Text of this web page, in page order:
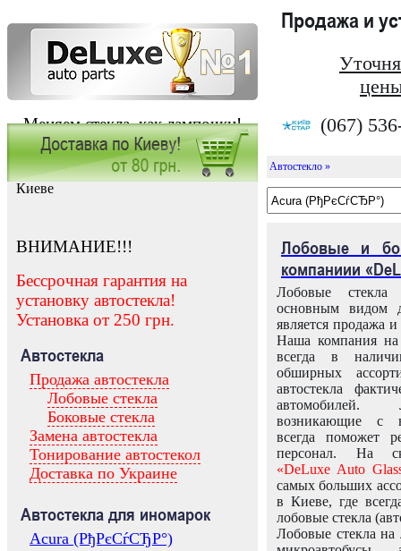
Меняем стекла, как лампочки!
Продажа и
(067)
Заказать установку автостекла в
Киеве
ВНИМАНИЕ!!!
Бессрочная гарантия на
установку автостекла!
Установка от 250 грн.
Автостекла
Продажа автостекла
Лобовые стекла
Боковые стекла
Замена автостекла
Тонирование автостекол
Доставка по Украине
Автостекла для иномарок
Acura (РђРєСѓСЂР°)
Автостекло »
Лобовые и
компаниии
Лобовые
основным видом
является продажа и
Наша компания на
всегда в
обширных
автостекла
возникающие с
всегда поможет
персонал. На
«DeLuxe Auto
самых больших
в Киеве, где
лобовые стекла
Лобовые стекла на